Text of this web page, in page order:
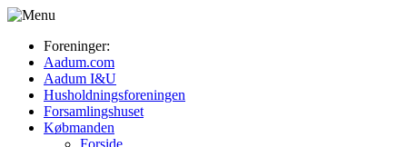
Foreninger:
Aadum.com
Aadum I&U
Husholdningsforeningen
Forsamlingshuset
Købmanden
Forside